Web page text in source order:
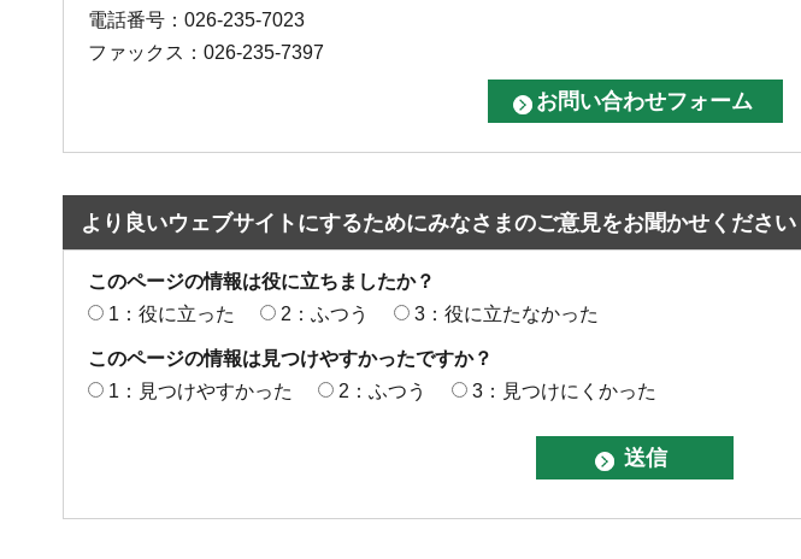
電話番号：026-235-7023
ファックス：026-235-7397
より良いウェブサイトにするためにみなさまのご意見をお聞かせください
このページの情報は役に立ちましたか？
1：役に立った
2：ふつう 3：役に立たなかった
このページの情報は見つけやすかったですか？
1：見つけやすかった
2：ふつう 3：見つけにくかった